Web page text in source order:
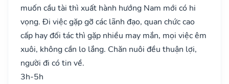
muốn cầu tài thì xuất hành hướng Nam mới có hi
vọng. Đi việc gặp gỡ các lãnh đạo, quan chức cao
cấp hay đối tác thì gặp nhiều may mắn, mọi việc êm
xuôi, không cần lo lắng. Chăn nuôi đều thuận lợi,
người đi có tin về.
3h-5h